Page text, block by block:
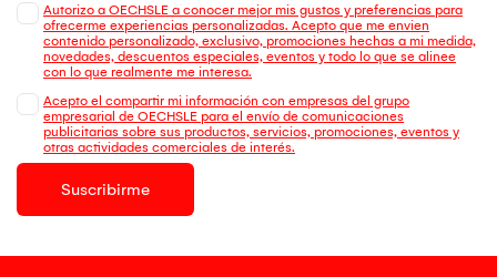
Autorizo a OECHSLE a conocer mejor mis gustos y preferencias para
ofrecerme experiencias personalizadas. Acepto que me envien
contenido personalizado, exclusivo, promociones hechas a mi medida,
novedades, descuentos especiales, eventos y todo lo que se alinee
con lo que realmente me interesa.
Acepto el compartir mi información con empresas del grupo
empresarial de OECHSLE para el envío de comunicaciones
publicitarias sobre sus productos, servicios, promociones, eventos y
otras actividades comerciales de interés.
Suscribirme